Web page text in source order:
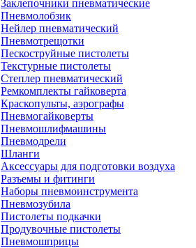
Заклепочники пневматические
Пневмолобзик
Нейлер пневматический
Пневмотрещотки
Пескоструйные пистолеты
Текстурные пистолеты
Степлер пневматический
Ремкомплекты гайковерта
Краскопульты, аэрографы
Пневмогайковерты
Пневмошлифмашины
Пневмодрели
Шланги
Аксессуары для подготовки воздуха
Разъемы и фитинги
Наборы пневмоинструмента
Пневмозубила
Пистолеты подкачки
Продувочные пистолеты
Пневмошприцы